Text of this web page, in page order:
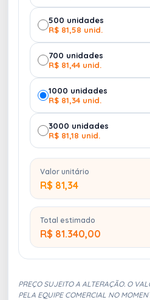
500 unidades
R$ 81,58 unid.
700 unidades
R$ 81,44 unid.
1000 unidades
R$ 81,34 unid.
3000 unidades
R$ 81,18 unid.
Valor unitário
R$ 81,34
Total estimado
R$ 81.340,00
PREÇO SUJEITO A ALTERAÇÃO. O
PELA EQUIPE COMERCIAL NO